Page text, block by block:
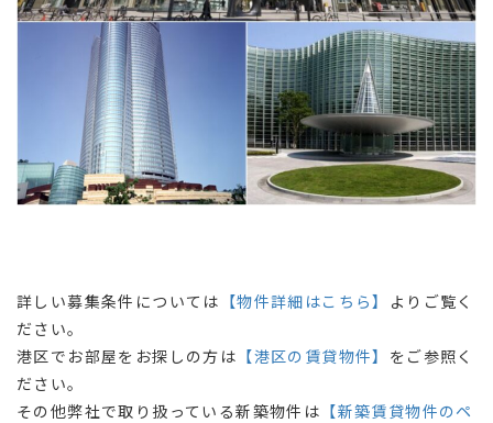
詳しい募集条件については 【物件詳細はこちら】
よりご覧く
ださい。
港区でお部屋をお探しの方は 【港区の賃貸物件】 をご参照く
ださい。
その他弊社で取り扱っている新築物件は 【新築賃貸物件のペ